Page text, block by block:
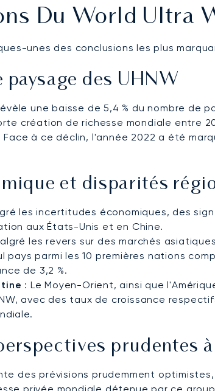
Du World Ultra
unes des conclusions les plus
des UHNW
une baisse de 5,4 % du nombre de
création de richesse mondiale entre
Face à ce déclin, l'année 2022 a été
et disparités
les incertitudes économiques, des
aux États-Unis et en Chine.
les revers sur des marchés
pays parmi les 10 premières nations
de 3,2 %.
: Le Moyen-Orient, ainsi que
avec des taux de croissance
prudentes
des prévisions prudemment